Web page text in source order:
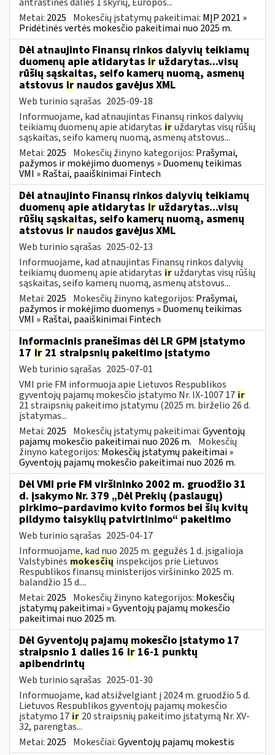
Metai: 2025 Mokesčių įstatymų pakeitimai: MĮP 2021 »
Pridėtinės vertės mokesčio pakeitimai nuo 2025 m.
Dėl atnaujinto Finansų rinkos dalyvių teikiamų
duomenų apie atidarytas ir uždarytas...visų
rūšių sąskaitas, seifo kamerų nuomą, asmenų
atstovus ir naudos gavėjus XML
Web turinio sąrašas 2025-09-18
Informuojame, kad atnaujintas Finansų rinkos dalyvių
teikiamų duomenų apie atidarytas iruždarytas visų rūšių
sąskaitas, seifo kamerų nuomą, asmenų atstovus...
Metai: 2025 Mokesčių žinyno kategorijos: Prašymai,
pažymos ir mokėjimo duomenys » Duomenų teikimas
VMI » Raštai, paaiškinimai Fintech
Dėl atnaujinto Finansų rinkos dalyvių teikiamų
duomenų apie atidarytas ir uždarytas...visų
rūšių sąskaitas, seifo kamerų nuomą, asmenų
atstovus ir naudos gavėjus XML
Web turinio sąrašas 2025-02-13
Informuojame, kad atnaujintas Finansų rinkos dalyvių
teikiamų duomenų apie atidarytas iruždarytas visų rūšių
sąskaitas, seifo kamerų nuomą, asmenų atstovus...
Metai: 2025 Mokesčių žinyno kategorijos: Prašymai,
pažymos ir mokėjimo duomenys » Duomenų teikimas
VMI » Raštai, paaiškinimai Fintech
Informacinis pranešimas dėl LR GPM įstatymo
17 ir 21 straipsnių pakeitimo įstatymo
Web turinio sąrašas 2025-07-01
VMI prie FM informuoja apie Lietuvos Respublikos
gyventojų pajamų mokesčio įstatymo Nr. IX-1007 17 ir
21 straipsnių pakeitimo įstatymu (2025 m. birželio 26 d.
įstatymas...
Metai: 2025 Mokesčių įstatymų pakeitimai:Gyventojų
pajamų mokesčio pakeitimai nuo 2026 m. Mokesčių
žinyno kategorijos: Mokesčių įstatymų pakeitimai »
Gyventojų pajamų mokesčio pakeitimai nuo 2026 m.
Dėl VMI prie FM viršininko 2002 m. gruodžio 31
d. įsakymo Nr. 379 „Dėl Prekių (paslaugų)
pirkimo–pardavimo kvito formos bei šių kvitų
pildymo taisyklių patvirtinimo“ pakeitimo
Web turinio sąrašas 2025-04-17
Informuojame, kad nuo 2025 m. gegužės 1 d. įsigalioja
Valstybinės mokesčių inspekcijos prie Lietuvos
Respublikos finansų ministerijos viršininko 2025 m.
balandžio 15 d....
Metai: 2025 Mokesčių žinyno kategorijos: Mokesčių
įstatymų pakeitimai » Gyventojų pajamų mokesčio
pakeitimai nuo 2025 m.
Dėl Gyventojų pajamų mokesčio įstatymo 17
straipsnio 1 dalies 16 ir 16-1 punktų
apibendrintų
Web turinio sąrašas 2025-01-30
Informuojame, kad atsižvelgiant į 2024 m. gruodžio 5 d.
Lietuvos Respublikos gyventojų pajamų mokesčio
įstatymo 17 ir 20 straipsnių pakeitimo įstatymą Nr. XV-
32, parengtas...
Metai: 2025 Mokesčiai:Gyventojų pajamų mokestis